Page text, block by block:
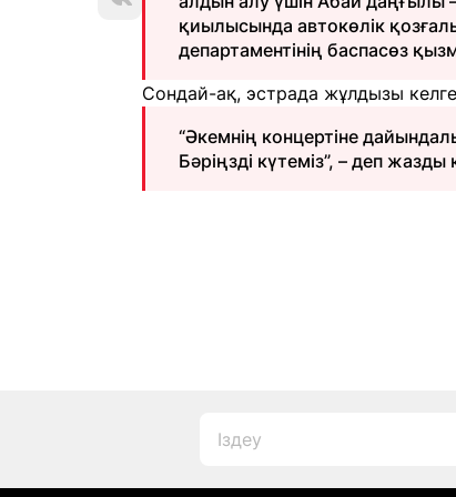
қиылысында автокөлік
департаментінің баспасөз
Сондай-ақ, эстрада жұлдызы
“Әкемнің концертіне
Бәріңзді күтеміз”, – деп